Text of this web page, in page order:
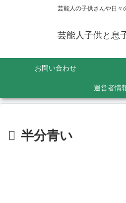
芸能人の子供さんや日々
芸能人子供と息
お問い合わせ
運営者情
半分青い